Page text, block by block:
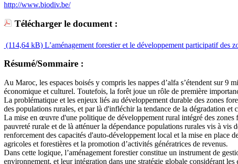
http://www.biodiv.be/
Télécharger le document :
(114,64 kB) L’aménagement forestier et le développement participatif des
Résumé/Sommaire :
Au Maroc, les espaces boisés y compris les nappes d’alfa s’étendent sur
économique et culturel. Toutefois, la forêt joue un rôle de première
La problématique et les enjeux liés au développement durable des zones
des populations rurales, et par là d'infléchir la tendance de la dégradation et
La mise en œuvre d'une politique de développement rural intégré des
pauvreté rurale et de là atténuer la dépendance populations rurales vis à vis
renforcement des capacités d'auto-développement local et la mise en place
agricoles et forestières et la promotion d’activités génératrices de revenus.
Dans cette logique, l’aménagement forestier constitue un instrument de
environnement, et leur intégration dans une stratégie globale considérant